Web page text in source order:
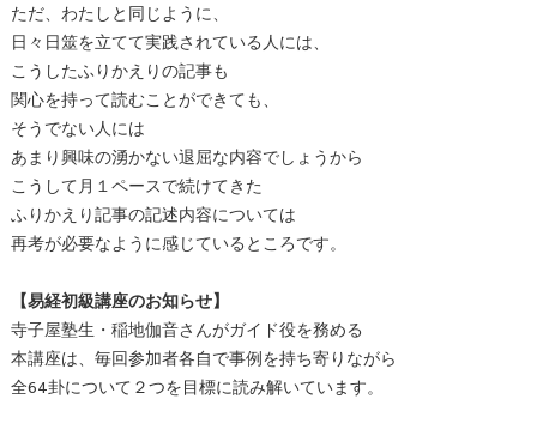
ただ、わたしと同じように、
日々日筮を立てて実践されている人には、
こうしたふりかえりの記事も
関心を持って読むことができても、
そうでない人には
あまり興味の湧かない退屈な内容でしょうから
こうして月１ペースで続けてきた
ふりかえり記事の記述内容については
再考が必要なように感じているところです。
【易経初級講座のお知らせ】
寺子屋塾生・稲地伽音さんがガイド役を務める
本講座は、毎回参加者各自で事例を持ち寄りながら
全64卦について２つを目標に読み解いています。